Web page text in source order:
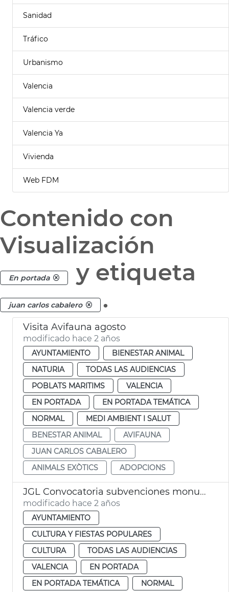
Sanidad
Tráfico
Urbanismo
Valencia
Valencia verde
Valencia Ya
Vivienda
Web FDM
Contenido con
Visualización
En portada y etiqueta
juan carlos cabalero .
Visita Avifauna agosto
modificado hace 2 años
AYUNTAMIENTO
BIENESTAR ANIMAL
NATURIA
TODAS LAS AUDIENCIAS
POBLATS MARITIMS
VALENCIA
EN PORTADA
EN PORTADA TEMÁTICA
NORMAL
MEDI AMBIENT I SALUT
BENESTAR ANIMAL
AVIFAUNA
JUAN CARLOS CABALERO
ANIMALS EXÒTICS
ADOPCIONS
JGL Convocatoria subvenciones monumentos falleros 2024
modificado hace 2 años
AYUNTAMIENTO
CULTURA Y FIESTAS POPULARES
CULTURA
TODAS LAS AUDIENCIAS
VALENCIA
EN PORTADA
EN PORTADA TEMÁTICA
NORMAL